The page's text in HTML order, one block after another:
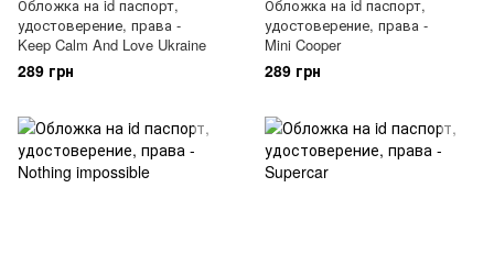
Обложка на id паспорт,
удостоверение, права -
Keep Calm And Love Ukraine
289 грн
Обложка на id паспорт,
удостоверение, права -
Mini Cooper
289 грн